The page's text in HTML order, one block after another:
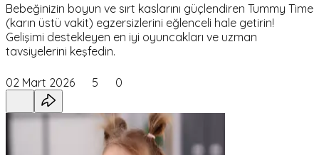
Bebeğinizin boyun ve sırt kaslarını güçlendiren Tummy Time
(karın üstü vakit) egzersizlerini eğlenceli hale getirin!
Gelişimi destekleyen en iyi oyuncakları ve uzman
tavsiyelerini keşfedin.
02 Mart 2026 5 0